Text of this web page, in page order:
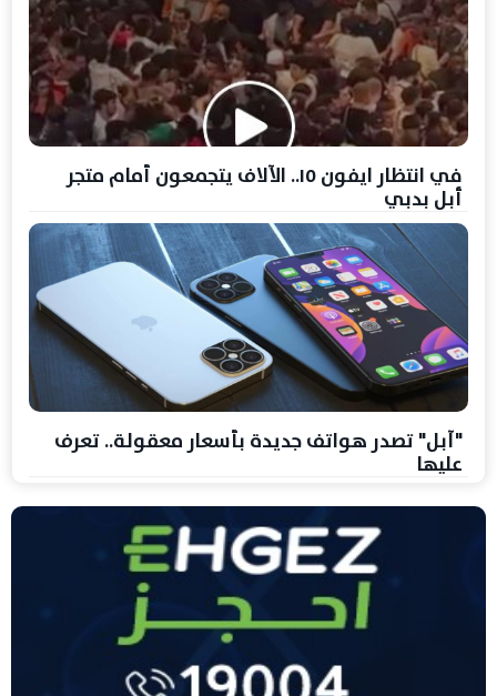
في انتظار ايفون ١٥.. الآلاف يتجمعون أمام متجر
أبل بدبي
"آبل" تصدر هواتف جديدة بأسعار معقولة.. تعرف
عليها